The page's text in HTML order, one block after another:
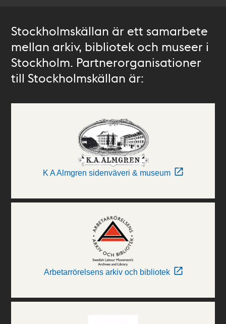
Stockholmskällan är ett samarbete
mellan arkiv, bibliotek och museer i
Stockholm. Partnerorganisationer
till Stockholmskällan är:
K A Almgren sidenväveri & museum
Arbetarrörelsens arkiv och bibliotek